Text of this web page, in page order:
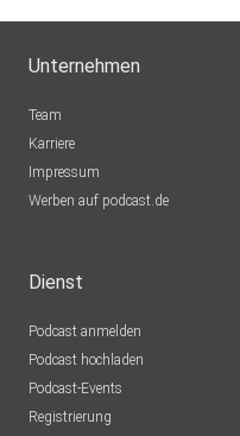
Unternehmen
Team
Karriere
Impressum
Werben auf podcast.de
Dienst
Podcast anmelden
Podcast hochladen
Podcast-Events
Registrierung